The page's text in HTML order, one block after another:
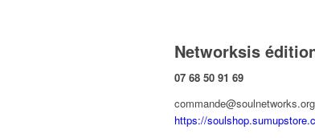
Networksis
07 68 50 91 69
commande@soulnetworks.org
https://